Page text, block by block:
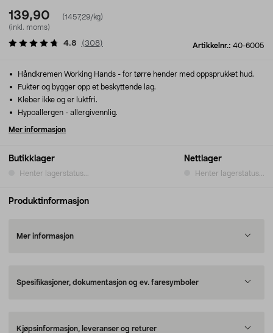
139,90
(1457,29/kg)
(inkl. moms)
Artikkelnr.: 40-6005
4.8 (308)
Butikklager
Henter lagerstatus...
Nettlager
Henter lagerstatus...
Håndkremen Working Hands - for tørre hender med oppsprukket hud.
Fukter og bygger opp et beskyttende lag.
Kleber ikke og er luktfri.
Hypoallergen - allergivennlig.
Mer informasjon
Produktinformasjon
Mer informasjon
Spesifikasjoner, dokumentasjon og ev. faresymboler
Kjøpsinformasjon, leveranser og returer